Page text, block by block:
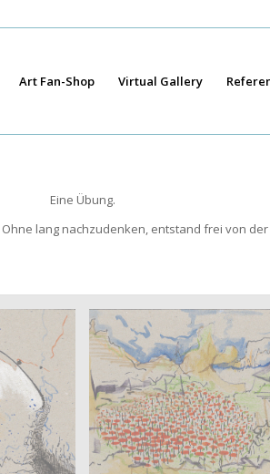
Art Fan-Shop Virtual Gallery
Eine Übung.
lang nachzudenken, entstand frei von